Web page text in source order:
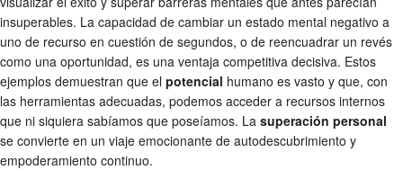
insuperables. La capacidad de cambiar un estado mental negativo a
uno de recurso en cuestión de segundos, o de reencuadrar un revés
como una oportunidad, es una ventaja competitiva decisiva. Estos
ejemplos demuestran que el potencial humano es vasto y que, con
las herramientas adecuadas, podemos acceder a recursos internos
que ni siquiera sabíamos que poseíamos. La superación personal
se convierte en un viaje emocionante de autodescubrimiento y
empoderamiento continuo.